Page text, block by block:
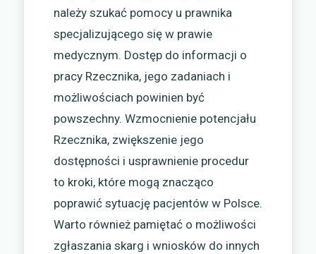
należy szukać pomocy u prawnika
specjalizującego się w prawie
medycznym. Dostęp do informacji o
pracy Rzecznika, jego zadaniach i
możliwościach powinien być
powszechny. Wzmocnienie potencjału
Rzecznika, zwiększenie jego
dostępności i usprawnienie procedur
to kroki, które mogą znacząco
poprawić sytuację pacjentów w Polsce.
Warto również pamiętać o możliwości
zgłaszania skarg i wniosków do innych